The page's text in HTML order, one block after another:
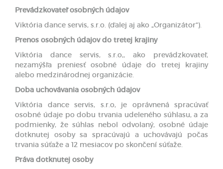
Prevádzkovateľ osobných údajov
Viktória dance servis, s.r.o. (ďalej aj ako „Organizátor“).
Prenos osobných údajov do tretej krajiny
Viktória dance servis, s.r.o,, ako prevádzkovateľ,
nezamýšľa preniesť osobné údaje do tretej krajiny
alebo medzinárodnej organizácie.
Doba uchovávania osobných údajov
Viktória dance servis, s.r.o, je oprávnená spracúvať
osobné údaje po dobu trvania udeleného súhlasu, a za
podmienky, že súhlas nebol odvolaný, osobné údaje
dotknutej osoby sa spracúvajú a uchovávajú počas
trvania súťaže a 12 mesiacov po skončení súťaže.
Práva dotknutej osoby